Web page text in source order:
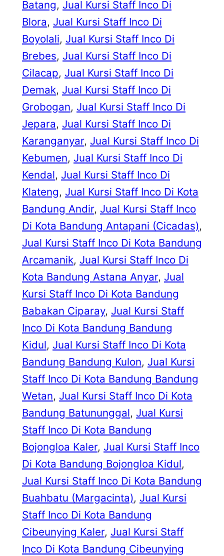
Batang, Jual Kursi Staff Inco Di
Blora, Jual Kursi Staff Inco Di
Boyolali, Jual Kursi Staff Inco Di
Brebes, Jual Kursi Staff Inco Di
Cilacap, Jual Kursi Staff Inco Di
Demak, Jual Kursi Staff Inco Di
Grobogan, Jual Kursi Staff Inco Di
Jepara, Jual Kursi Staff Inco Di
Karanganyar, Jual Kursi Staff Inco Di
Kebumen, Jual Kursi Staff Inco Di
Kendal, Jual Kursi Staff Inco Di
Klateng, Jual Kursi Staff Inco Di Kota
Bandung Andir, Jual Kursi Staff Inco
Di Kota Bandung Antapani (Cicadas)
Jual Kursi Staff Inco Di Kota Bandung
Arcamanik, Jual Kursi Staff Inco Di
Kota Bandung Astana Anyar, Jual
Kursi Staff Inco Di Kota Bandung
Babakan Ciparay, Jual Kursi Staff
Inco Di Kota Bandung Bandung
Kidul, Jual Kursi Staff Inco Di Kota
Bandung Bandung Kulon, Jual Kursi
Staff Inco Di Kota Bandung Bandung
Wetan, Jual Kursi Staff Inco Di Kota
Bandung Batununggal, Jual Kursi
Staff Inco Di Kota Bandung
Bojongloa Kaler, Jual Kursi Staff Inco
Di Kota Bandung Bojongloa Kidul
Jual Kursi Staff Inco Di Kota Bandung
Buahbatu (Margacinta), Jual Kursi
Staff Inco Di Kota Bandung
Cibeunying Kaler, Jual Kursi Staff
Inco Di Kota Bandung Cibeunying